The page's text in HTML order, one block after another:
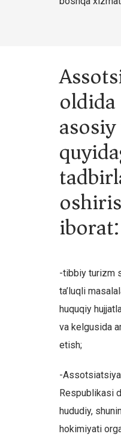
iborat:
-tibbiy turizm
ta’luqli
huquqiy
va kelgusida
etish;
-Assotsiatsiya
Respublikasi
hududiy,
hokimiyati